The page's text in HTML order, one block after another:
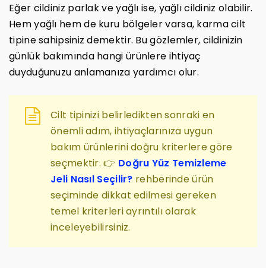
Eğer cildiniz parlak ve yağlı ise, yağlı cildiniz olabilir.
Hem yağlı hem de kuru bölgeler varsa, karma cilt
tipine sahipsiniz demektir. Bu gözlemler, cildinizin
günlük bakımında hangi ürünlere ihtiyaç
duyduğunuzu anlamanıza yardımcı olur.
Cilt tipinizi belirledikten sonraki en
önemli adım, ihtiyaçlarınıza uygun
bakım ürünlerini doğru kriterlere göre
seçmektir. 👉 Doğru Yüz Temizleme
Jeli Nasıl Seçilir? rehberinde ürün
seçiminde dikkat edilmesi gereken
temel kriterleri ayrıntılı olarak
inceleyebilirsiniz.